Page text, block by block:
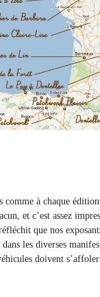
comme à chaque
et c’est assez
que nos
dans les diverses
doivent